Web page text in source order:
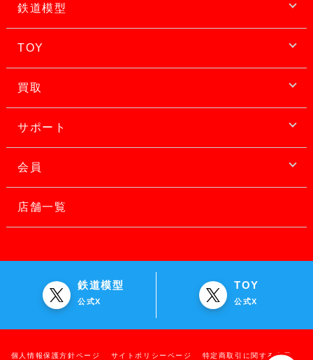
鉄道模型
TOY
買取
サポート
会員
店舗一覧
鉄道模型
公式X
TOY
公式X
個人情報保護方針ページ サイトポリシーページ 特定商取引に関する表示